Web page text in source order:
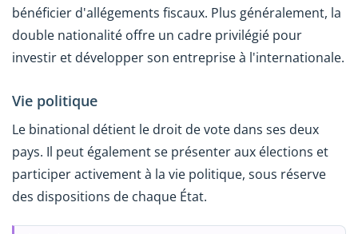
bénéficier d'allégements fiscaux. Plus généralement, la
double nationalité offre un cadre privilégié pour
investir et développer son entreprise à l'internationale.
Vie politique
Le binational détient le droit de vote dans ses deux
pays. Il peut également se présenter aux élections et
participer activement à la vie politique, sous réserve
des dispositions de chaque État.